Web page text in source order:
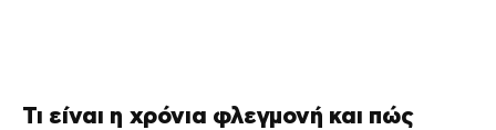
Τι είναι η χρόνια φλεγμονή και πώς